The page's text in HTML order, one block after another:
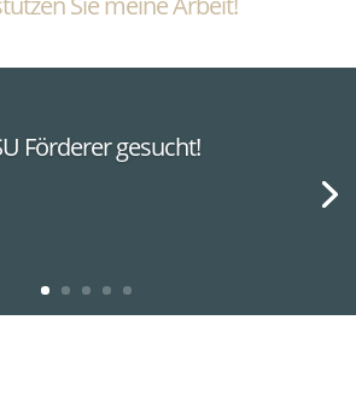
Förderer gesucht!